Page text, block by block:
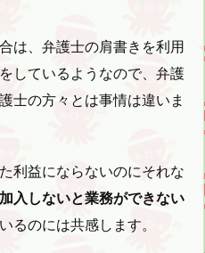
は、弁護士の肩書きを利用
しているようなので、弁護
士の方々とは事情は違いま
利益にならないのにそれな
加入しないと業務ができない
るのには共感します。